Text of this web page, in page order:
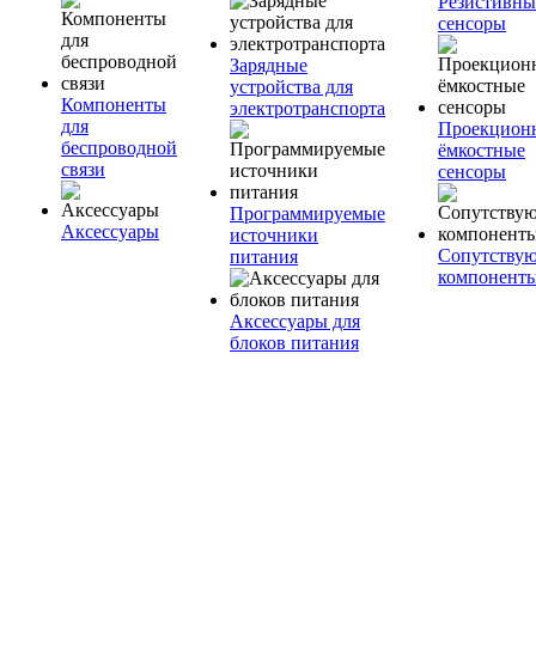
Компоненты
для
беспроводной
связи
Аксессуары
Зарядные
устройства для
электротранспорта
Программируемые
источники
питания
Аксессуары для
блоков питания
сенсоры
ёмкостные
сенсоры